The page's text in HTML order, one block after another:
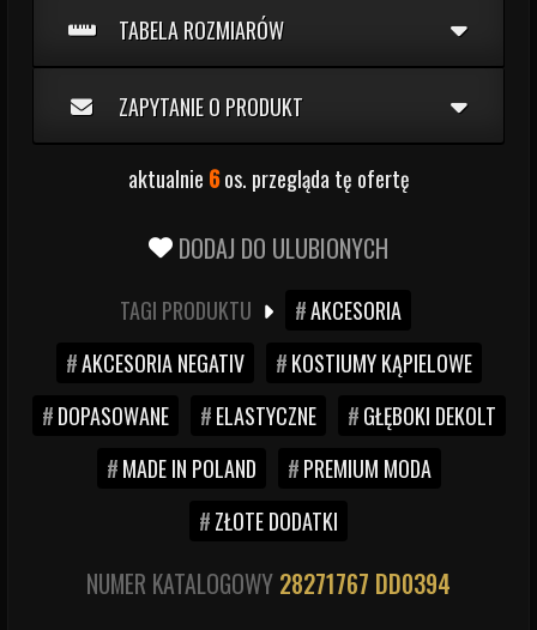
TABELA ROZMIARÓW
ZAPYTANIE O PRODUKT
aktualnie 6os. przegląda tę ofertę
DODAJ DO ULUBIONYCH
TAGI PRODUKTU
AKCESORIA
AKCESORIA NEGATIV
KOSTIUMY KĄPIELOWE
DOPASOWANE
ELASTYCZNE
GŁĘBOKI DEKOLT
MADE IN POLAND
PREMIUM MODA
ZŁOTE DODATKI
NUMER KATALOGOWY 28271767 DD0394